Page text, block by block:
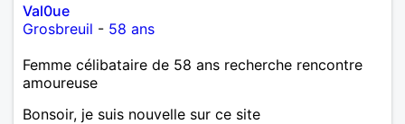
Val0ue
Grosbreuil - 58 ans
Femme célibataire de 58 ans recherche rencontre
amoureuse
Bonsoir, je suis nouvelle sur ce site